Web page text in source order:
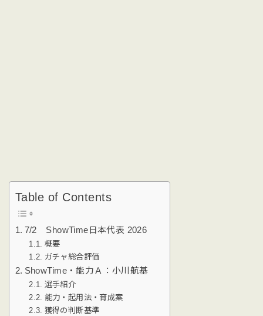
Table of Contents
7/2 ShowTime日本代表 2026
概要
ガチャ総合評価
ShowTime・能力Ａ：小川航基
選手紹介
能力・起用法・育成案
獲得の判断基準